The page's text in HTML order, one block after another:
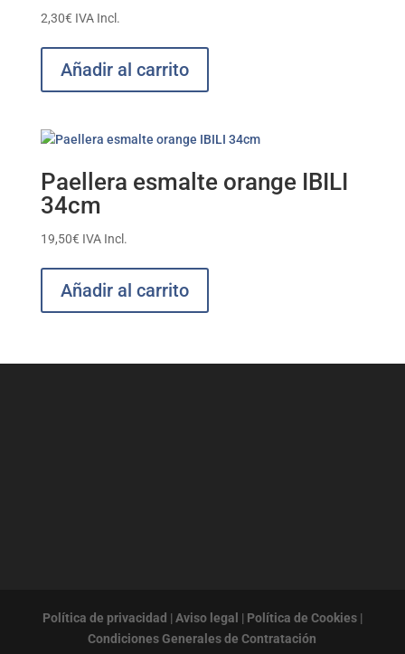
2,30€ IVA Incl.
Añadir al carrito
Paellera esmalte orange IBILI
34cm
19,50€ IVA Incl.
Añadir al carrito
Política de privacidad | Aviso legal | Política de Cookies|
Condiciones Generales de Contratación